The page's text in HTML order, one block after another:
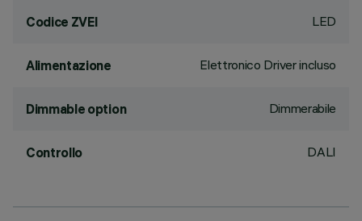
Codice ZVEI LED
Alimentazione Elettronico Driver incluso
Dimmable option Dimmerabile
Controllo DALI